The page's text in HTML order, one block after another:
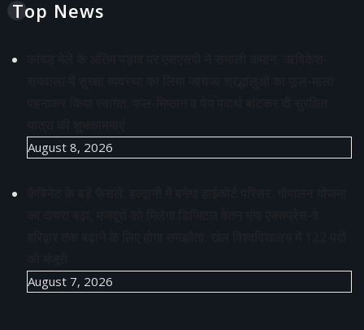
Top News
August 8, 2026
August 7, 2026